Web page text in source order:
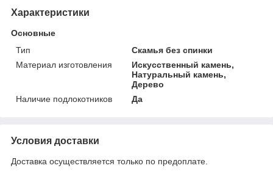
Характеристики
Основные
Тип
Скамья без спинки
Материал изготовления
Искусственный камень,
Натуральный камень,
Дерево
Наличие подлокотников
Да
Условия доставки
Доставка осуществляется только по предоплате.